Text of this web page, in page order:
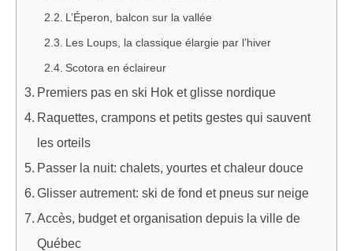
L’Éperon, balcon sur la vallée
Les Loups, la classique élargie par l’hiver
Scotora en éclaireur
Premiers pas en ski Hok et glisse nordique
Raquettes, crampons et petits gestes qui sauvent
les orteils
Passer la nuit: chalets, yourtes et chaleur douce
Glisser autrement: ski de fond et pneus sur neige
Accès, budget et organisation depuis la ville de
Québec